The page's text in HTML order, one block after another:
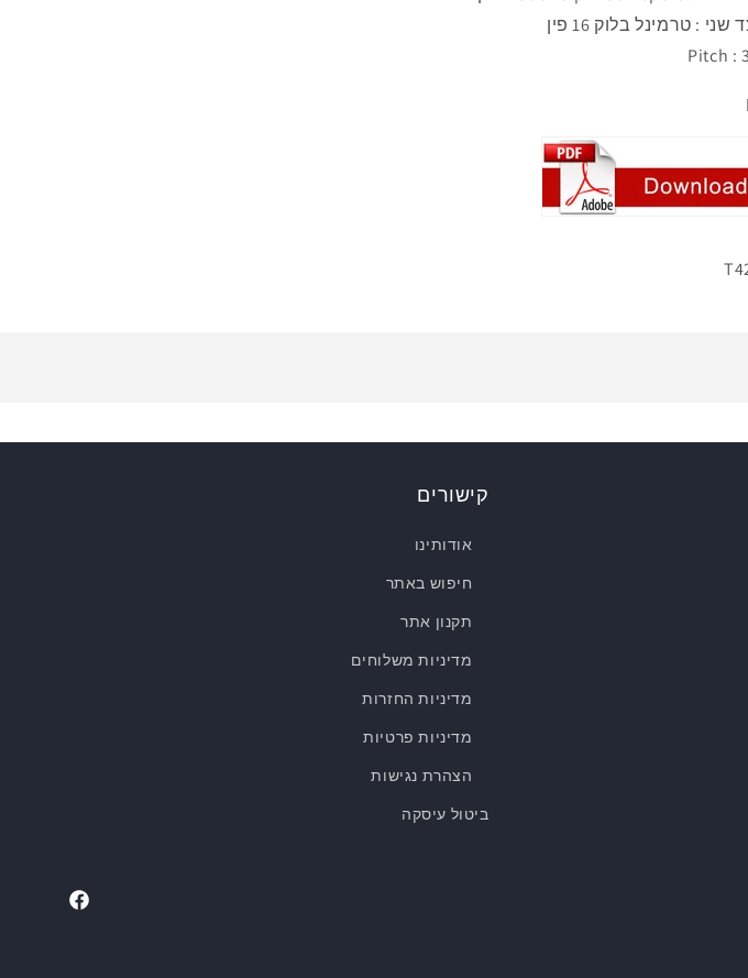
שני : טרמינל בלוק 16 פין
Pitch :
קישורים
אודותינו
חיפוש באתר
תקנון אתר
מדיניות משלוחים
מדיניות החזרות
מדיניות פרטיות
הצהרת נגישות
ביטול עיסקה
Facebook